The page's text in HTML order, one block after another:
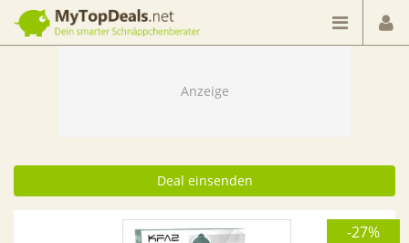
Dein smarter Schnäppchenberater
Deal einsenden
-27%